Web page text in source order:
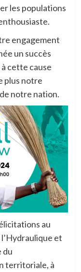
les populations
engagement
un succès
cette cause
plus notre
notre nation.
au
et
du
territoriale, à